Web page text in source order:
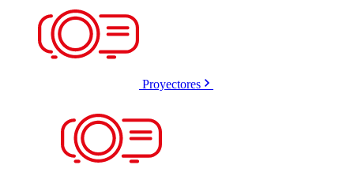
Proyectores